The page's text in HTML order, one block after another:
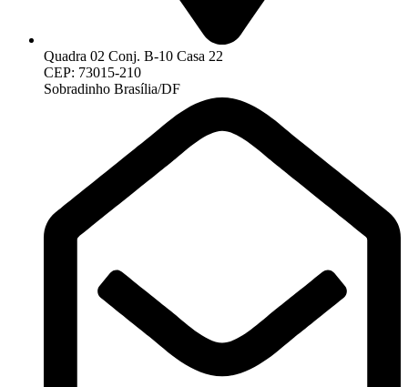
Quadra 02 Conj. B-10 Casa 22
CEP: 73015-210
Sobradinho Brasília/DF